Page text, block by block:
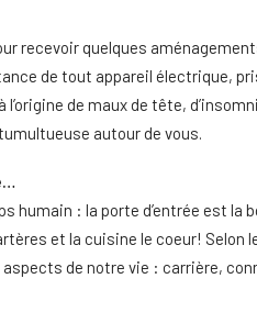
recevoir quelques
de tout appareil électrique,
de maux de tête,
autour de vous.
humain : la porte d’entrée est
et la cuisine le coeur! Selon
de notre vie : carrière,